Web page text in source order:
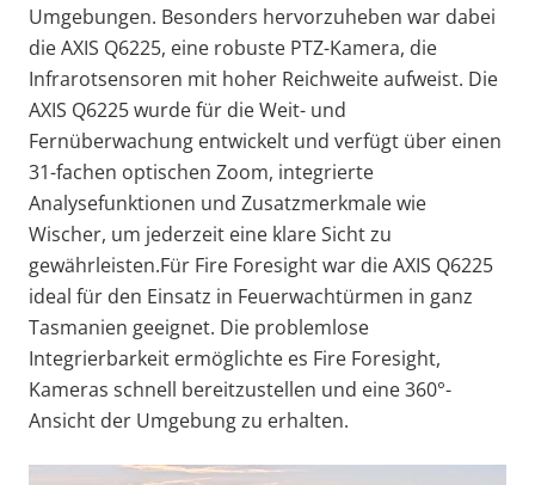
Umgebungen. Besonders hervorzuheben war dabei
die AXIS Q6225, eine robuste PTZ-Kamera, die
Infrarotsensoren mit hoher Reichweite aufweist. Die
AXIS Q6225 wurde für die Weit- und
Fernüberwachung entwickelt und verfügt über einen
31-fachen optischen Zoom, integrierte
Analysefunktionen und Zusatzmerkmale wie
Wischer, um jederzeit eine klare Sicht zu
gewährleisten.Für Fire Foresight war die AXIS Q6225
ideal für den Einsatz in Feuerwachtürmen in ganz
Tasmanien geeignet. Die problemlose
Integrierbarkeit ermöglichte es Fire Foresight,
Kameras schnell bereitzustellen und eine 360°-
Ansicht der Umgebung zu erhalten.